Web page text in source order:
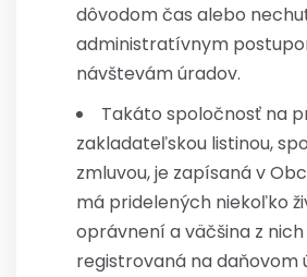
dôvodom čas alebo
administratívnym
návštevám úradov.
Takáto spoločnosť na
zakladateľskou listinou,
zmluvou, je zapísaná v
má pridelených niekoľko
oprávnení a väčšina z nich
registrovaná na daňovom